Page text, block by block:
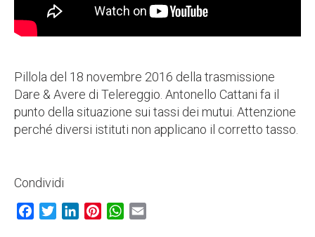
Pillola del 18 novembre 2016 della trasmissione
Dare & Avere di Telereggio. Antonello Cattani fa il
punto della situazione sui tassi dei mutui. Attenzione
perché diversi istituti non applicano il corretto tasso.
Condividi
Facebook
TwitterLinkedInPinterestWhatsApp